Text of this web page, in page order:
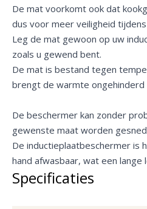
De mat voorkomt ook dat
dus voor meer veiligheid
Leg de mat gewoon op uw
zoals u gewend bent.
De mat is bestand tegen
brengt de warmte
De beschermer kan zonder
gewenste maat worden
De inductieplaatbeschermer is
hand afwasbaar, wat een lange
Specificaties